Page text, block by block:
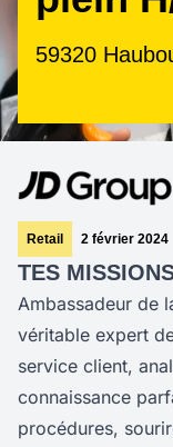
59320
Retail 2 février 2024
TES
Ambassadeur de
véritable expert
service client,
connaissance
procédures,